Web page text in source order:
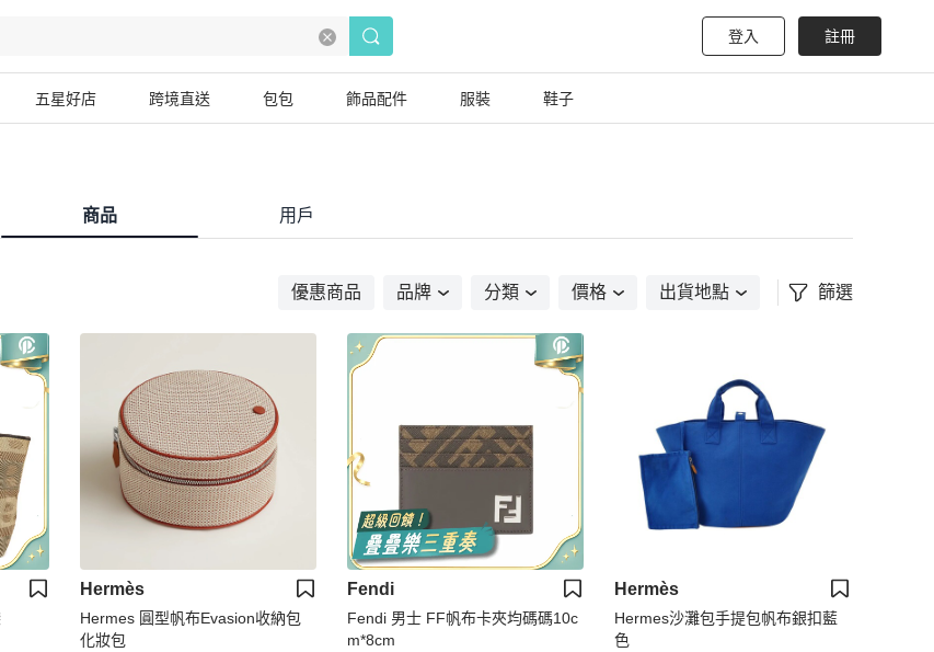
登入 註冊
五星好店 跨境直送 包包 飾品配件 服裝 鞋子
商品 用戶
優惠商品 品牌 分類 價格 出貨地點 篩選
Hermès
Hermes 圓型帆布Evasion收納包
化妝包
Fendi
Fendi 男士 FF帆布卡夾均碼碼10c
m*8cm
Hermès
Hermes沙灘包手提包帆布銀扣藍
色